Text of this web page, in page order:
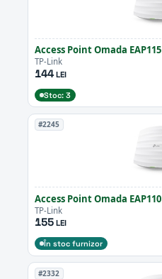
Access Point Omada EAP115
TP-Link
144LEI
Stoc: 3
#2245
Access Point Omada EAP110
TP-Link
155LEI
În stoc furnizor
#2332